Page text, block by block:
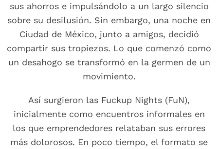
sus ahorros e impulsándolo a un largo silencio
sobre su desilusión. Sin embargo, una noche en
Ciudad de México, junto a amigos, decidió
compartir sus tropiezos. Lo que comenzó como
un desahogo se transformó en la germen de un
movimiento.
Así surgieron las Fuckup Nights (FuN),
inicialmente como encuentros informales en
los que emprendedores relataban sus errores
más dolorosos. En poco tiempo, el formato se